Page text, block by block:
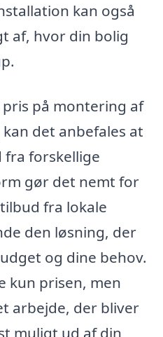
kan også
af, hvor din bolig
på montering af
det anbefales at
forskellige
gør det nemt for
fra lokale
den løsning, der
og dine behov.
kun prisen, men
arbejde, der bliver
muligt ud af din